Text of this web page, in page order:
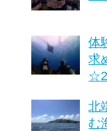
体
求
北
む